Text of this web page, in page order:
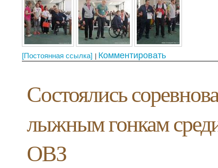
[Постоянная ссылка] Комментировать
Состоялись
лыжным гонкам
ОВЗ